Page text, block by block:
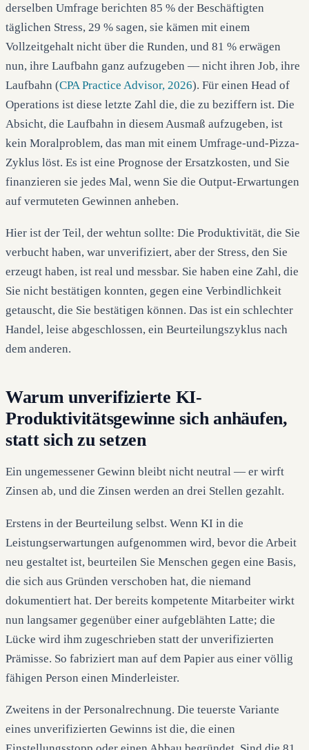
derselben Umfrage berichten 85 % der Beschäftigten
täglichen Stress, 29 % sagen, sie kämen mit einem
Vollzeitgehalt nicht über die Runden, und 81 % erwägen
nun, ihre Laufbahn ganz aufzugeben — nicht ihren Job, ihre
Laufbahn (CPA Practice Advisor, 2026). Für einen Head of
Operations ist diese letzte Zahl die, die zu beziffern ist. Die
Absicht, die Laufbahn in diesem Ausmaß aufzugeben, ist
kein Moralproblem, das man mit einem Umfrage-und-Pizza-
Zyklus löst. Es ist eine Prognose der Ersatzkosten, und Sie
finanzieren sie jedes Mal, wenn Sie die Output-Erwartungen
auf vermuteten Gewinnen anheben.
Hier ist der Teil, der wehtun sollte: Die Produktivität, die Sie
verbucht haben, war unverifiziert, aber der Stress, den Sie
erzeugt haben, ist real und messbar. Sie haben eine Zahl, die
Sie nicht bestätigen konnten, gegen eine Verbindlichkeit
getauscht, die Sie bestätigen können. Das ist ein schlechter
Handel, leise abgeschlossen, ein Beurteilungszyklus nach
dem anderen.
Warum unverifizierte KI-
Produktivitätsgewinne sich anhäufen,
statt sich zu setzen
Ein ungemessener Gewinn bleibt nicht neutral — er wirft
Zinsen ab, und die Zinsen werden an drei Stellen gezahlt.
Erstens in der Beurteilung selbst. Wenn KI in die
Leistungserwartungen aufgenommen wird, bevor die Arbeit
neu gestaltet ist, beurteilen Sie Menschen gegen eine Basis,
die sich aus Gründen verschoben hat, die niemand
dokumentiert hat. Der bereits kompetente Mitarbeiter wirkt
nun langsamer gegenüber einer aufgeblähten Latte; die
Lücke wird ihm zugeschrieben statt der unverifizierten
Prämisse. So fabriziert man auf dem Papier aus einer völlig
fähigen Person einen Minderleister.
Zweitens in der Personalrechnung. Die teuerste Variante
eines unverifizierten Gewinns ist die, die einen